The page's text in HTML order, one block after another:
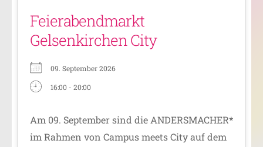
Feierabendmarkt
Gelsenkirchen City
09. September 2026
16:00 - 20:00
Am 09. September sind die ANDERSMACHER*
im Rahmen von Campus meets City auf dem